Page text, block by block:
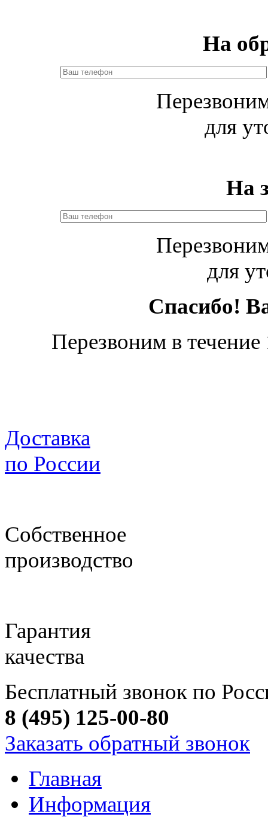
На
для
На
для
Спасибо!
Перезвоним в
Доставка
по России
Собственное
производство
Гарантия
качества
Бесплатный звонок по
8 (495) 125-00-80
Заказать обратный звонок
Главная
Информация